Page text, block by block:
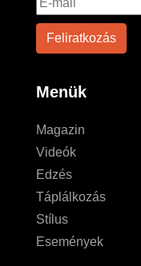
Menük
Magazin
Videók
Edzés
Táplálkozás
Stílus
Események